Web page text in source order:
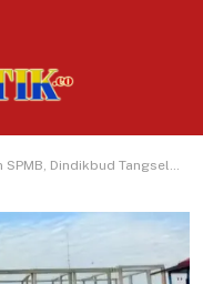
Banyak Orang Tua Keliru Pahami Aturan Domisili